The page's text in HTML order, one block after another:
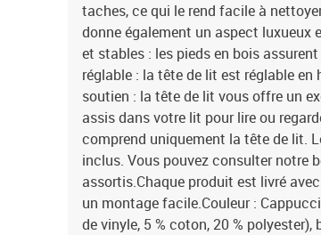
taches, ce qui le rend facile à
donne également un aspect luxueux
et stables : les pieds en bois
réglable : la tête de lit est réglable
soutien : la tête de lit vous offre un
assis dans votre lit pour lire ou
comprend uniquement la tête de lit.
inclus. Vous pouvez consulter notre
assortis.Chaque produit est livré
un montage facile.Couleur :
de vinyle, 5 % coton, 20 %